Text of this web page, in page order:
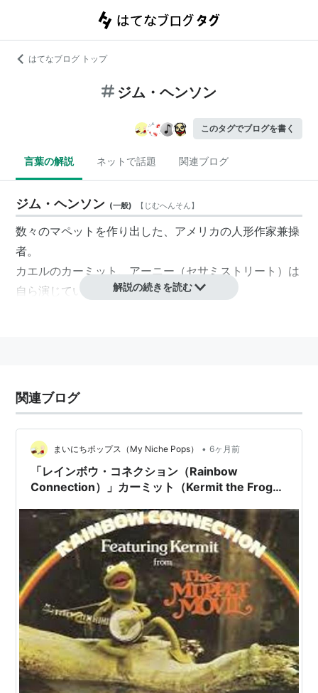
はてなブログ トップ
ジム・ヘンソン
このタグでブログを書く
言葉の解説 ネットで話題 関連ブログ
ジム・ヘンソン (一般) 【 じむへんそん】
数々のマペットを作り出した、アメリカの人形作家兼操
者。
カエルのカーミット、アーニー（セサミストリート）は
自ら演じていた。
セサミストリート
ミュータント・タートルズ（映画版キャラクターデ
ザイン）
ダーククリスタル
解説の続きを読む
関連ブログ
まいにちポップス（My Niche Pops） • 6ヶ月前
「レインボウ・コネクション（Rainbow
Connection）」カーミット（Kermit the Frog）